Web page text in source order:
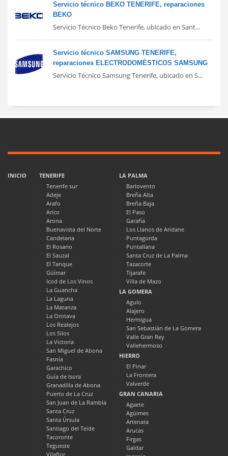
Servicio técnico BEKO TENERIFE, reparaciones
BEKO
Servicio Técnico Beko Tenerife, ubicado en Sant...
Servicio técnico SAMSUNG TENERIFE,
reparaciones ELECTRODOMÉSTICOS SAMSUNG
Servicio Técnico Samsung Tenerife, ubicado en S...
INICIO
TENERIFE
Tenerife sur
Adeje
Arafo
Arico
Arona
Buenavista del Norte
Candelaria
El Rosario
El Sauzal
El Tanque
Güímar
Icod de Los Vinos
La Guancha
La Laguna
La Matanza
La Orotava
Los Realejos
Los Silos
La Victoria
San Miguel de Abona
Fasnia
Garachico
Guía de Isora
Granadilla de Abona
Puerto de La Cruz
San Juan de La Rambla
Santa Cruz
Santa Úrsula
Santiago del Teide
Tacoronte
Tegueste
Vilaflor
LA PALMA
Barlovento
Breña Alta
Breña Baja
El Paso
Garafía
Los Llanos de Aridane
Puntagorda
Puntallana
Santa Cruz de La Palma
Tazacorte
Tijarafe
Villa de Mazo
LA GOMERA
Agulo
Alajero
Hermigua
San Sebastián de La Gomera
Valle Gran Rey
Vallehermoso
HIERRO
El Pinar
La Frontera
Valverde
GRAN CANARIA
Agaete
Agüimes
Artenara
Arucas
Firgas
Galdar